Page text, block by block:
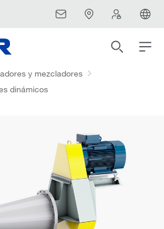
y mezcladores
dinámicos